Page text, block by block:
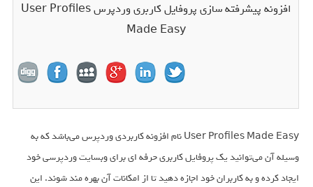
افزونه پیشرفته سازی پروفایل کاربری وردپرس User Profiles
Made Easy
User Profiles Made Easy نام افزونه کاربردی وردپرس می‌باشد که به
وسیله آن می‌توانید یک پروفایل کاربری حرفه ای برای وبسایت وردپرسی خود
ایجاد کرده و به کاربران خود اجازه دهید تا از امکانات آن بهره مند شوند. این